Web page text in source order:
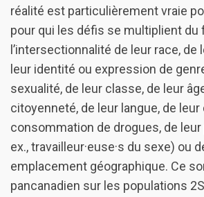
réalité est particulièrement vraie
pour qui les défis se multiplient du
l’intersectionnalité de leur race, de
leur identité ou expression de
sexualité, de leur classe, de leur
citoyenneté, de leur langue, de
consommation de drogues, de
ex., travailleur·euse·s du sexe) ou
emplacement géographique. Ce
pancanadien sur les populations